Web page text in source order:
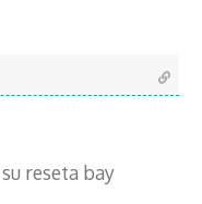
reseta bay